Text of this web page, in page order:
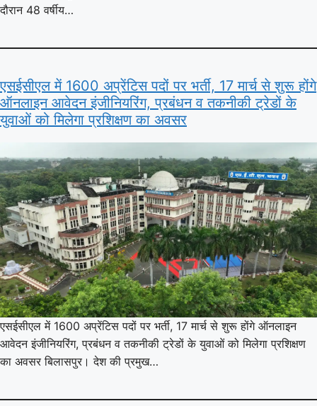
दौरान 48 वर्षीय…
एसईसीएल में 1600 अप्रेंटिस पदों पर भर्ती, 17 मार्च से शुरू होंगे
ऑनलाइन आवेदन इंजीनियरिंग, प्रबंधन व तकनीकी ट्रेडों के
युवाओं को मिलेगा प्रशिक्षण का अवसर
एसईसीएल में 1600 अप्रेंटिस पदों पर भर्ती, 17 मार्च से शुरू होंगे ऑनलाइन
आवेदन इंजीनियरिंग, प्रबंधन व तकनीकी ट्रेडों के युवाओं को मिलेगा प्रशिक्षण
का अवसर बिलासपुर। देश की प्रमुख…